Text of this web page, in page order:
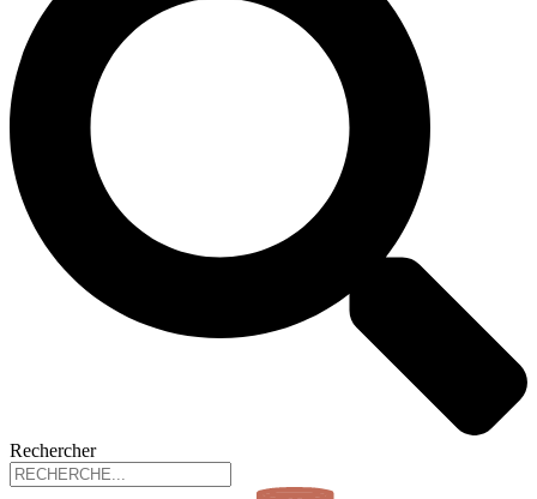
Rechercher